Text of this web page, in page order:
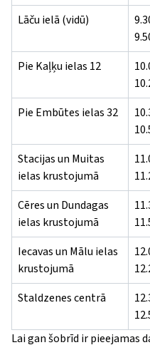
Lāču ielā (vidū)
Pie Kaļķu ielas 12
Pie Embūtes ielas 32
Stacijas un Muitas
ielas krustojumā
Cēres un Dundagas
ielas krustojumā
Iecavas un Mālu ielas
krustojumā
Staldzenes centrā
Lai gan šobrīd ir pieejamas